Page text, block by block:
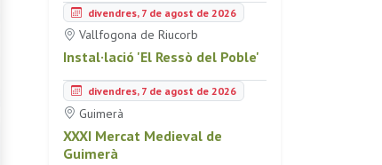
divendres, 7 de agost de 2026
Vallfogona de Riucorb
Instal·lació 'El Ressò del Poble'
divendres, 7 de agost de 2026
Guimerà
XXXI Mercat Medieval de
Guimerà